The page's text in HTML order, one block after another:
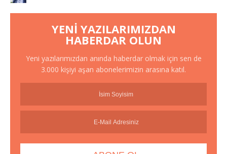
YENI YAZILARIMIZDAN
HABERDAR OLUN
Yeni yazılarımızdan anında haberdar olmak için sen de
3.000 kişiyi aşan abonelerimizin arasına katıl.